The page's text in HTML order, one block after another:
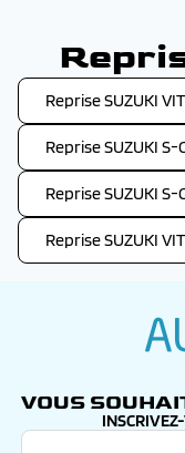
Reprise SUZUKI
Reprise SUZUKI S-
Reprise SUZUKI S-
Reprise SUZUKI
VOUS